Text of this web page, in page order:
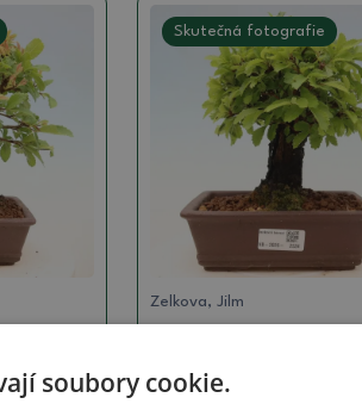
Skutečná fotografie
Zelkova, Jilm
SKU: 1560-VB2026-2534
soubory cookie.